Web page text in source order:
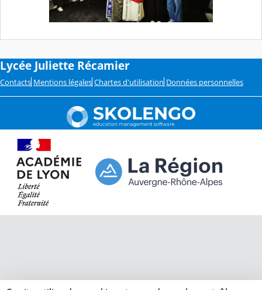
Lycée Juliette Récamier
Contacts Mentions légales Chartes d'utilisation Données personnelles